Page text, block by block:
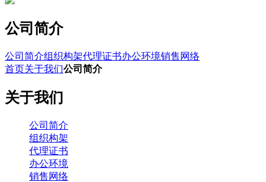
公司简介
公司简介组织构架代理证书办公环境销售网络
首页关于我们公司简介
关于我们
公司简介
组织构架
代理证书
办公环境
销售网络